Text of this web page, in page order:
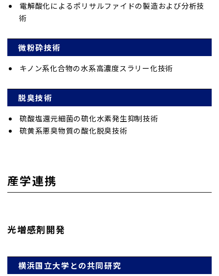
電解酸化によるポリサルファイドの製造および分析技
術
微粉砕技術
キノン系化合物の水系高濃度スラリー化技術
脱臭技術
硫酸塩還元細菌の硫化水素発生抑制技術
硫黄系悪臭物質の酸化脱臭技術
産学連携
光増感剤開発
横浜国立大学との共同研究